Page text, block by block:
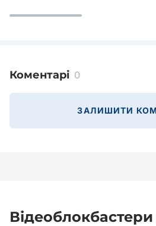
Коментарі 0
ЗАЛИШИТИ
Відеоблокбастери